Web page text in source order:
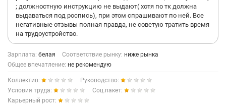
; должностную инструкцию не выдают( хотя по тк должна
выдаваться под роспись), при этом спрашивают по ней. Все
негативные отзывы полная правда, не советую тратить время
на трудоустройство.
Зарплата: белая Соответствие рынку: ниже рынка
Общее впечатление: не рекомендую
Коллектив:
Руководство:
Условия труда:
Соц.пакет:
Карьерный рост: